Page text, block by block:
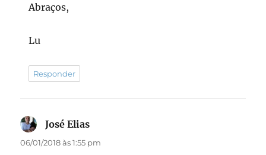
Abraços,
Lu
Responder
José Elias
06/01/2018 às 1:55 pm